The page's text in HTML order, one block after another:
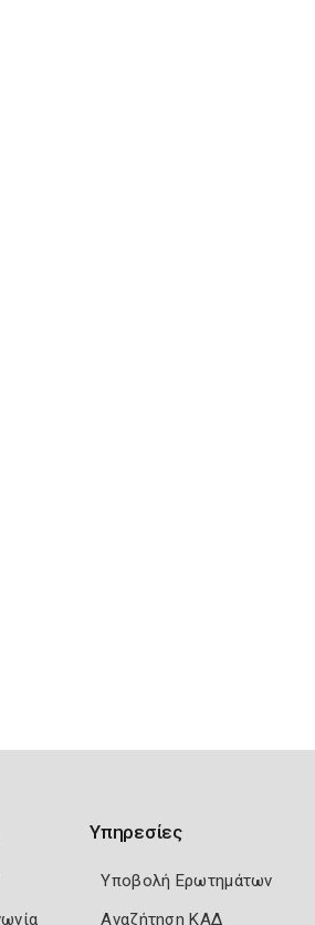
Υπηρεσίες
Υποβολή Ερωτημάτων
Αναζήτηση ΚΑΔ